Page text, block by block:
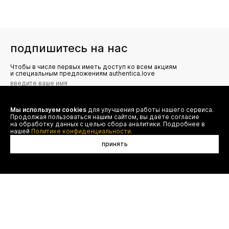
подпишитесь на нас
Чтобы в числе первых иметь доступ ко всем акциям
и специальным предложениям authentica.love
Я даю согласие на сбор, обработку и хранение моих
персональных данных (имя, email, телефон) для получения
рекламных и информационных рассылок от ООО 'БТ
Юнайтед', а также ознакомлен(а) с
Политикой конфиденциальности
Мы используем cookies для улучшения работы нашего сервиса.
Продолжая пользоваться нашим сайтом, вы даёте согласие
на обработку данных с целью сбора аналитики. Подробнее в
нашей Политике конфиденциальности.
принять